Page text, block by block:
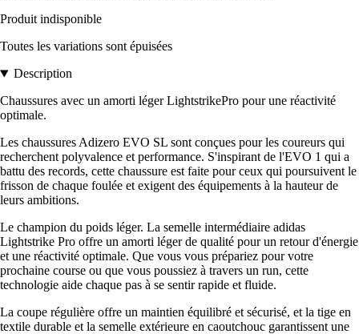
Produit indisponible
Toutes les variations sont épuisées
Description
Chaussures avec un amorti léger LightstrikePro pour une réactivité
optimale.
Les chaussures Adizero EVO SL sont conçues pour les coureurs qui
recherchent polyvalence et performance. S'inspirant de l'EVO 1 qui a
battu des records, cette chaussure est faite pour ceux qui poursuivent le
frisson de chaque foulée et exigent des équipements à la hauteur de
leurs ambitions.
Le champion du poids léger. La semelle intermédiaire adidas
Lightstrike Pro offre un amorti léger de qualité pour un retour d'énergie
et une réactivité optimale. Que vous vous prépariez pour votre
prochaine course ou que vous poussiez à travers un run, cette
technologie aide chaque pas à se sentir rapide et fluide.
La coupe régulière offre un maintien équilibré et sécurisé, et la tige en
textile durable et la semelle extérieure en caoutchouc garantissent une